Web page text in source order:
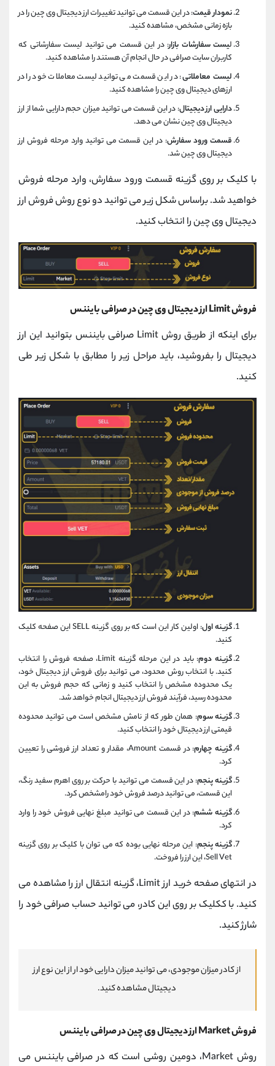
نمودار قیمت: در این قسمت می توانید تغییرات ارز دیجیتال وی چین را در
بازه زمانی مشخص، مشاهده کنید.
لیست سفارشات بازار: در این قسمت می توانید لیست سفارشاتی که
کاربران سایت صرافی در حال انجام آن هستند را مشاهده کنید.
لیست معاملاتی: در این قسمت می توانید لیست معاملات خود را در
ارزهای دیجیتال وی چین را مشاهده کنید.
دارایی ارز دیجیتال: در این قسمت می توانید میزان حجم دارایی شما از ارز
دیجیتال وی چین نشان می دهد.
قسمت ورود سفارش: در این قسمت می توانید وارد مرحله فروش ارز
دیجیتال وی چین شد.
با کلیک بر روی گزینه قسمت ورود سفارش، وارد مرحله فروش
خواهید شد. براساس شکل زیر می توانید دو نوع روش فروش ارز
دیجیتال وی چین را انتخاب کنید.
فروش Limit ارز دیجیتال وی چین در صرافی بایننس
برای اینکه از طریق روش Limit صرافی بایننس بتوانید این ارز
دیجیتال را بفروشید، باید مراحل زیر را مطابق با شکل زیر طی
کنید.
گزینه اول
: اولین کار این است که بر روی گزینه SELL این صفحه کلیک
کنید.
گزینه دوم
: باید در این مرحله گزینه Limit، صفحه فروش را انتخاب
کنید. با انتخاب روش محدود، می توانید برای فروش ارز دیجیتال خود،
یک محدوده مشخص را انتخاب کنید و زمانی که حجم فروش به این
محدوده رسید، فرآیند فروش ارز دیجیتال انجام خواهد شد.
گزینه سوم: همان طور که از نامش مشخص است می توانید محدوده
قیمتی ارز دیجیتال خود را انتخاب کنید.
گزینه چهارم
: در قسمت Amount، مقدار و تعداد ارز فروشی را تعیین
کرد.
گزینه پنجم: در این قسمت می توانید با حرکت بر روی اهرم سفید رنگ،
این قسمت، می توانید درصد فروش خود رامشخص کرد.
گزینه ششم: در این قسمت می توانید مبلغ نهایی فروش خود را وارد
کرد.
گزینه پنجم: این مرحله نهایی بوده که می توان با کلیک بر روی گزینه
Sell Vet، این ارز را فروخت.
در انتهای صفحه خرید ارز Limit، گزینه انتقال ارز را مشاهده می
کنید. با ککلیک بر روی این کادر، می توانید حساب صرافی خود را
شارژ کنید.
از کادر میزان موجودی، می توانید میزان دارایی خود ار از این نوع ارز
دیجیتال مشاهده کنید.
فروش Market ارز دیجیتال وی چین در صرافی بایننس
روش Market، دومین روشی است که در صرافی بایننس می